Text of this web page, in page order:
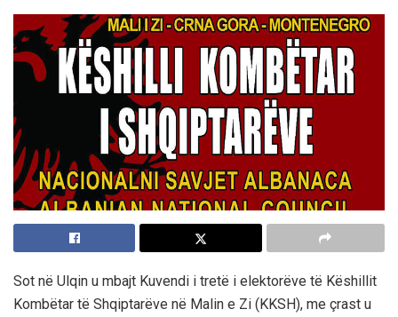
Sot në Ulqin u mbajt Kuvendi i tretë i elektorëve të Këshillit
Kombëtar të Shqiptarëve në Malin e Zi (KKSH), me çrast u